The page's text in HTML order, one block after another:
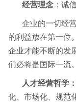
经营理念：诚
企业的一切经
的利益放在第一位
企业才能不断的发
们必将是国际一流。
人才经营哲学：
化、市场化、规